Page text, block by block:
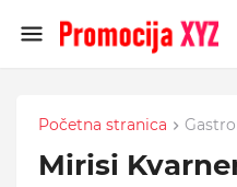
Početna stranica
Mirisi